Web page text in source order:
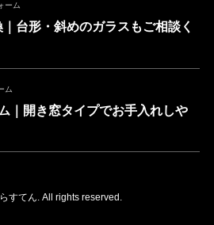
ーム
台形・斜めのガラスもご相談く
ム
｜開き窓タイプでお手入れしや
すてん. All rights reserved.